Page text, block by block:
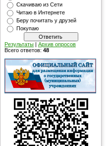
Скачиваю из Сети
Читаю в Интернете
Беру почитать у друзей
Покупаю
Результаты | Архив опросов
Всего ответов: 48